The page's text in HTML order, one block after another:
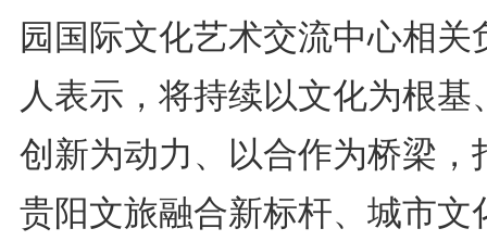
园国际文化艺术交流中心相关
人表示，将持续以文化为根基
创新为动力、以合作为桥梁，
贵阳文旅融合新标杆、城市文